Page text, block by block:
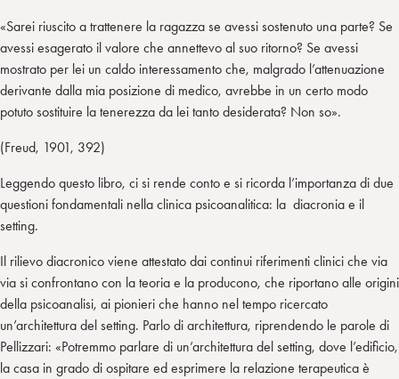
«Sarei riuscito a trattenere la ragazza se avessi sostenuto una parte? Se
avessi esagerato il valore che annettevo al suo ritorno? Se avessi
mostrato per lei un caldo interessamento che, malgrado l’attenuazione
derivante dalla mia posizione di medico, avrebbe in un certo modo
potuto sostituire la tenerezza da lei tanto desiderata? Non so».
(Freud, 1901, 392)
Leggendo questo libro, ci si rende conto e si ricorda l’importanza di due
questioni fondamentali nella clinica psicoanalitica: la diacronia e il
setting.
Il rilievo diacronico viene attestato dai continui riferimenti clinici che via
via si confrontano con la teoria e la producono, che riportano alle origini
della psicoanalisi, ai pionieri che hanno nel tempo ricercato
un’architettura del setting. Parlo di architettura, riprendendo le parole di
Pellizzari: «Potremmo parlare di un’architettura del setting, dove l’edificio,
la casa in grado di ospitare ed esprimere la relazione terapeutica è